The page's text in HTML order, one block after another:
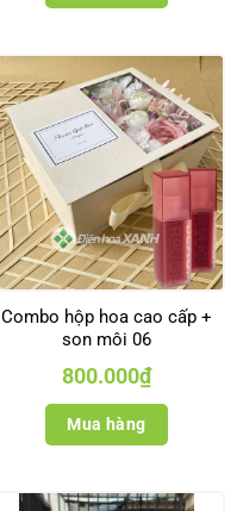
Combo hộp hoa cao cấp +
son môi 06
800.000₫
Mua hàng